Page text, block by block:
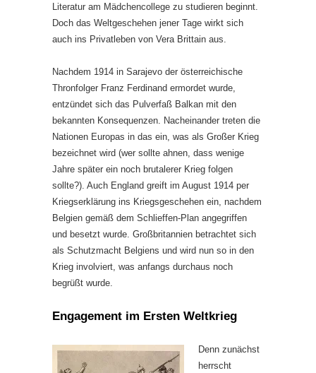
Literatur am Mädchencollege zu studieren beginnt.
Doch das Weltgeschehen jener Tage wirkt sich
auch ins Privatleben von Vera Brittain aus.
Nachdem 1914 in Sarajevo der österreichische
Thronfolger Franz Ferdinand ermordet wurde,
entzündet sich das Pulverfaß Balkan mit den
bekannten Konsequenzen. Nacheinander treten die
Nationen Europas in das ein, was als Großer Krieg
bezeichnet wird (wer sollte ahnen, dass wenige
Jahre später ein noch brutalerer Krieg folgen
sollte?). Auch England greift im August 1914 per
Kriegserklärung ins Kriegsgeschehen ein, nachdem
Belgien gemäß dem Schlieffen-Plan angegriffen
und besetzt wurde. Großbritannien betrachtet sich
als Schutzmacht Belgiens und wird nun so in den
Krieg involviert, was anfangs durchaus noch
begrüßt wurde.
Engagement im Ersten Weltkrieg
Denn zunächst
herrscht